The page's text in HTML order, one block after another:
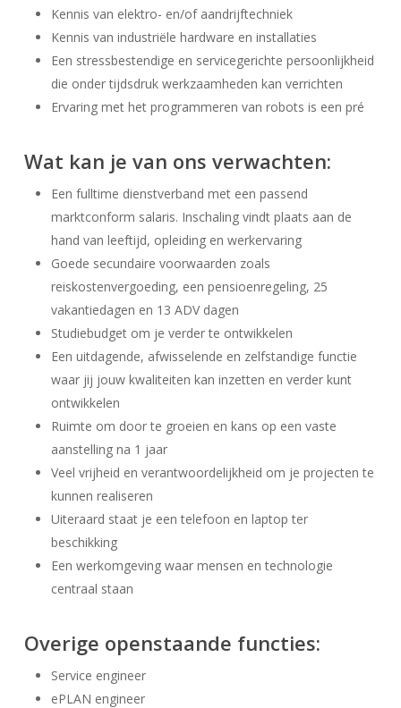
Kennis van elektro- en/of aandrijftechniek
Kennis van industriële hardware en installaties
Een stressbestendige en servicegerichte persoonlijkheid
die onder tijdsdruk werkzaamheden kan verrichten
Ervaring met het programmeren van robots is een pré
Wat kan je van ons verwachten:
Een fulltime dienstverband met een passend
marktconform salaris. Inschaling vindt plaats aan de
hand van leeftijd, opleiding en werkervaring
Goede secundaire voorwaarden zoals
reiskostenvergoeding, een pensioenregeling, 25
vakantiedagen en 13 ADV dagen
Studiebudget om je verder te ontwikkelen
Een uitdagende, afwisselende en zelfstandige functie
waar jij jouw kwaliteiten kan inzetten en verder kunt
ontwikkelen
Ruimte om door te groeien en kans op een vaste
aanstelling na 1 jaar
Veel vrijheid en verantwoordelijkheid om je projecten te
kunnen realiseren
Uiteraard staat je een telefoon en laptop ter
beschikking
Een werkomgeving waar mensen en technologie
centraal staan
Overige openstaande functies:
Service engineer
ePLAN engineer